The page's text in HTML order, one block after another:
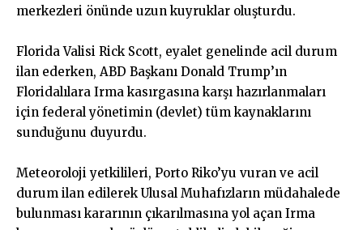
merkezleri önünde uzun kuyruklar oluşturdu.
Florida Valisi Rick Scott, eyalet genelinde acil durum
ilan ederken, ABD Başkanı Donald Trump’ın
Floridalılara Irma kasırgasına karşı hazırlanmaları
için federal yönetimin (devlet) tüm kaynaklarını
sunduğunu duyurdu.
Meteoroloji yetkilileri, Porto Riko’yu vuran ve acil
durum ilan edilerek Ulusal Muhafızların müdahalede
bulunması kararının çıkarılmasına yol açan Irma